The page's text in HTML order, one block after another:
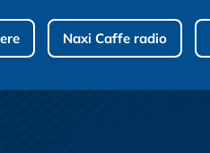
Naxi Caffe radio